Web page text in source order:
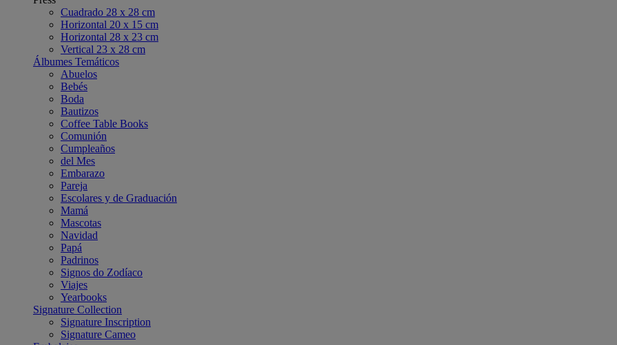
Cuadrado 28 x 28 cm
Horizontal 20 x 15 cm
Horizontal 28 x 23 cm
Vertical 23 x 28 cm
Álbumes Temáticos
Abuelos
Bebés
Boda
Bautizos
Coffee Table Books
Comunión
Cumpleaños
del Mes
Embarazo
Pareja
Escolares y de Graduación
Mamá
Mascotas
Navidad
Papá
Padrinos
Signos do Zodíaco
Viajes
Yearbooks
Signature Collection
Signature Inscription
Signature Cameo